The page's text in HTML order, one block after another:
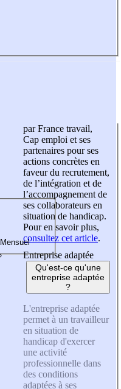
par France travail,
Cap emploi et ses
partenaires pour ses
actions concrètes en
faveur du recrutement,
de l’intégration et de
l’accompagnement de
ses collaborateurs en
situation de handicap.
Pour en savoir plus,
consultez cet article.
Entreprise adaptée
Qu'est-ce qu'une
entreprise adaptée
?
L'entreprise adaptée
permet à un travailleur
en situation de
handicap d'exercer
une activité
professionnelle dans
des conditions
adaptées à ses